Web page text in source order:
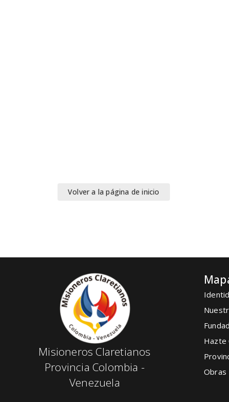
Volver a la página de inicio
Misioneros Claretianos
Provincia Colombia -
Venezuela
Hazte
Obras